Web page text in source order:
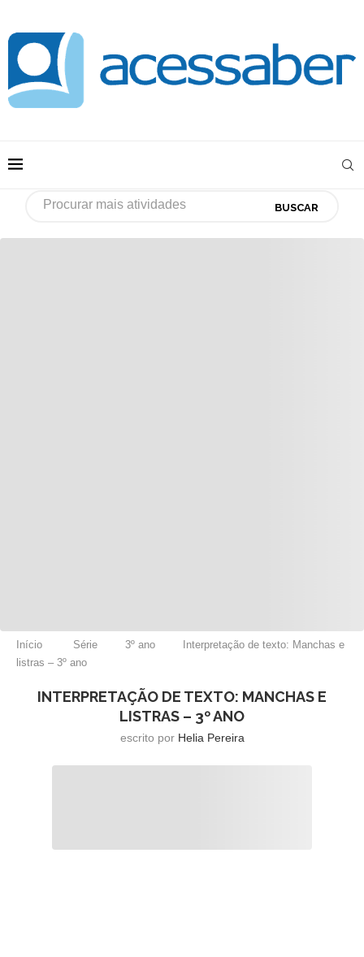
BUSCAR
Início Série 3º ano
Interpretação de texto: Manchas e
listras – 3º ano
INTERPRETAÇÃO DE TEXTO: MANCHAS E
LISTRAS – 3º ANO
escrito por Helia Pereira